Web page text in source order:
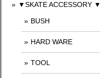
▼SKATE ACCESSORY ▼
BUSH
HARD WARE
TOOL